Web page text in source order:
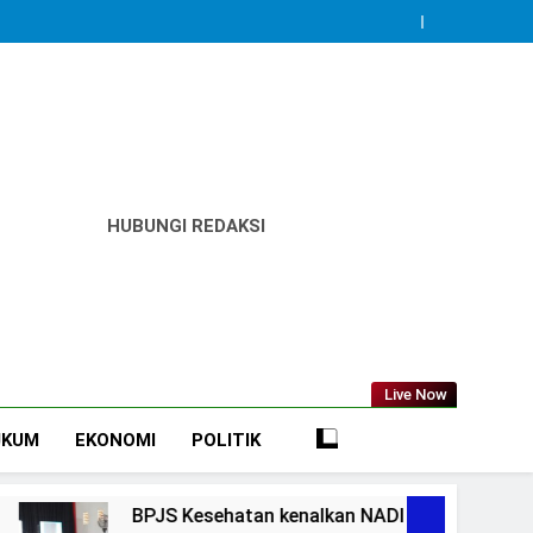
HUBUNGI REDAKSI
Live Now
EKONOMI POLITIK
kenalkan NADI JKN untuk mudahkan peserta